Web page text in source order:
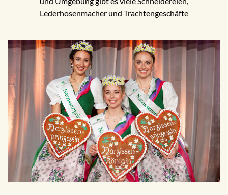
Lederhosenmacher und Trachtengeschäfte